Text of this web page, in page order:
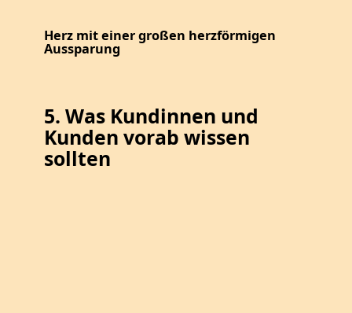
Herz mit einer großen herzförmigen
Aussparung
5. Was Kundinnen und
Kunden vorab wissen
sollten